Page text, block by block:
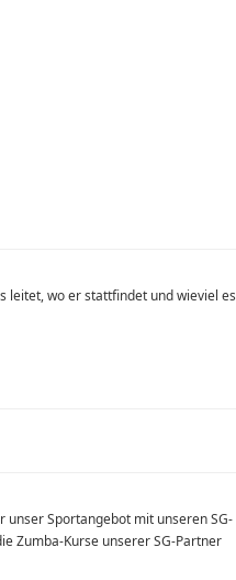
leitet, wo er stattfindet und wieviel es
Sportangebot mit unseren SG-
Zumba-Kurse unserer SG-Partner